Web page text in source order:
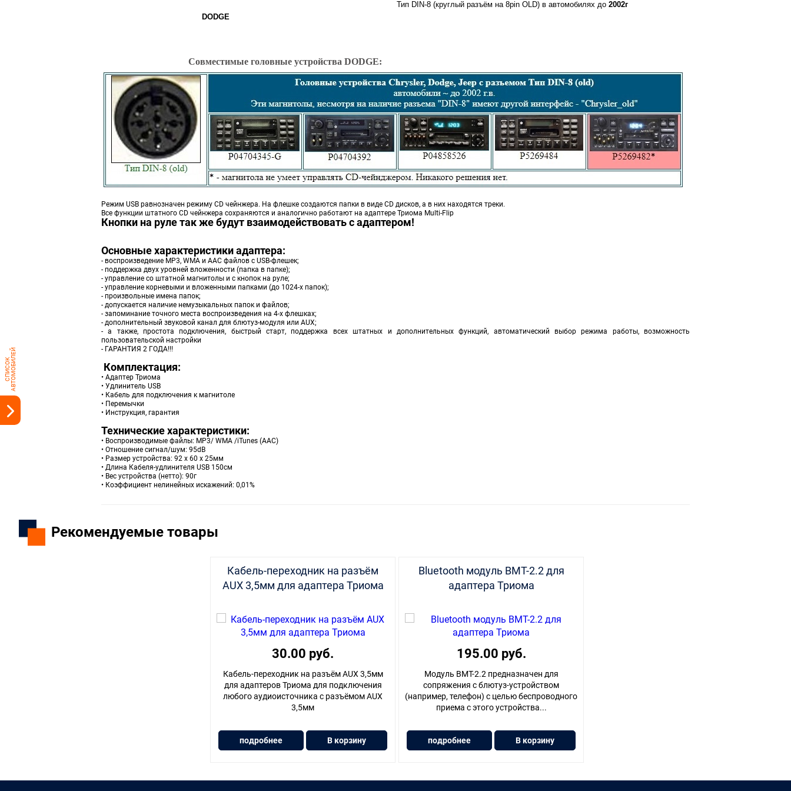
DODGE
Тип DIN-8 (круглый разъём на 8pin OLD) в автомобилях до 2002г
Совместимые головные устройства DODGE:
Режим USB равнозначен режиму CD чейнжера. На флешке создаются папки в виде CD дисков, а в них находятся треки.
Все функции штатного CD чейнжера сохраняются и аналогично работают на адаптере Триома Multi-Flip
Кнопки на руле так же будут взаимодействовать с адаптером!
Основные характеристики адаптера:
- воспроизведение MP3, WMA и AAC файлов с USB-флешек;
- поддержка двух уровней вложенности (папка в папке);
- управление со штатной магнитолы и с кнопок на руле;
- управление корневыми и вложенными папками (до 1024-х папок);
- произвольные имена папок;
- допускается наличие немузыкальных папок и файлов;
- запоминание точного места воспроизведения на 4-х флешках;
- дополнительный звуковой канал для блютуз-модуля или AUX;
- а также, простота подключения, быстрый старт, поддержка всех штатных и дополнительных функций, автоматический выбор режима работы, возможность
пользовательской настройки
- ГАРАНТИЯ 2 ГОДА!!!
Комплектация:
• Адаптер Триома
• Удлинитель USB
• Кабель для подключения к магнитоле
• Перемычки
• Инструкция, гарантия
Технические характеристики:
• Воспроизводимые файлы: MP3/ WMA /iTunes (AAC)
• Отношение сигнал/шум: 95dB
• Размер устройства: 92 х 60 х 25мм
• Длина Кабеля-удлинителя USB 150см
• Вес устройства (нетто): 90г
• Коэффициент нелинейных искажений: 0,01%
Рекомендуемые товары
Кабель-переходник на разъём
AUX 3,5мм для адаптера Триома
30.00 руб.
Кабель-переходник на разъём AUX 3,5мм
для адаптеров Триома для подключения
любого аудиоисточника с разъёмом AUX
3,5мм
подробнее В корзину
Bluetooth модуль BMT-2.2 для
адаптера Триома
195.00 руб.
Модуль BMT-2.2 предназначен для
сопряжения с блютуз-устройством
(например, телефон) с целью беспроводного
приема с этого устройства...
подробнее В корзину
С
П
И
С
О
К
А
В
Т
О
М
О
Б
И
Л
ЕЙ